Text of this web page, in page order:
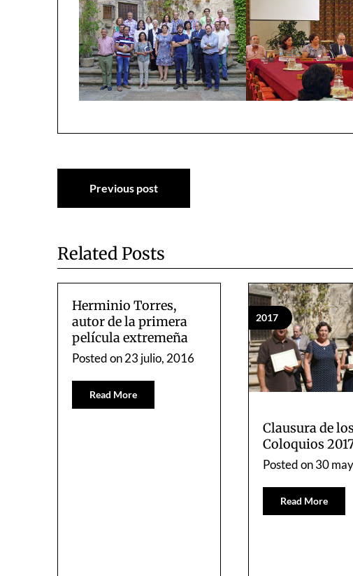
Navegación
de
entradas
Previous post
Related Posts
Herminio Torres,
autor de la primera
película extremeña
Posted on23 julio, 2016
Read More
2017
Clausura de los
Coloquios
Posted on30
Read More